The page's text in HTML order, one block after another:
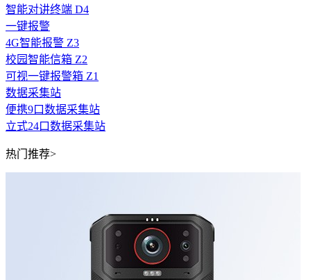
智能对讲终端 D4
一键报警
4G智能报警 Z3
校园智能信箱 Z2
可视一键报警箱 Z1
数据采集站
便携9口数据采集站
立式24口数据采集站
热门推荐>